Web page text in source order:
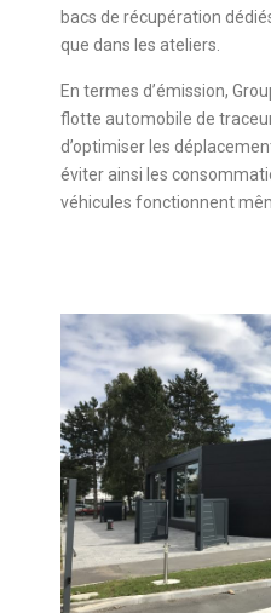
bacs de récupération
que dans les ateliers.
En termes d’émission,
flotte automobile de
d’optimiser les
éviter ainsi les
véhicules fonctionnent